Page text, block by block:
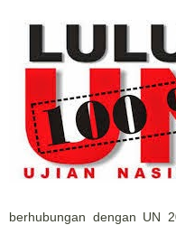
berhubungan dengan UN